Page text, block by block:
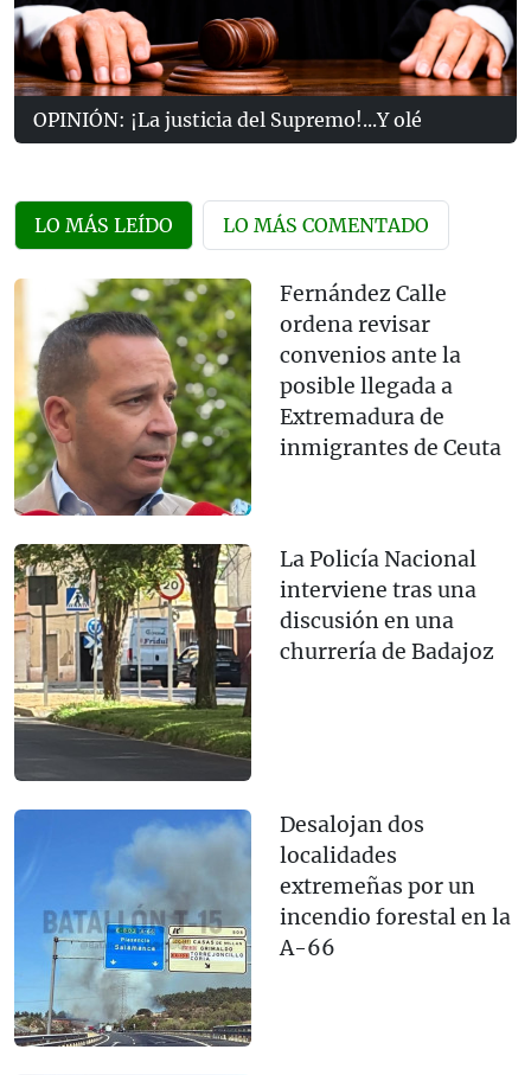
OPINIÓN: ¡La justicia del Supremo!...Y olé
LO MÁS LEÍDO LO MÁS COMENTADO
Fernández Calle
ordena revisar
convenios ante la
posible llegada a
Extremadura de
inmigrantes de Ceuta
La Policía Nacional
interviene tras una
discusión en una
churrería de Badajoz
Desalojan dos
localidades
extremeñas por un
incendio forestal en la
A-66